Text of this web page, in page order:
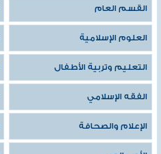
القسم العام
العلوم الإسلامية
التعليم وتربية الأطفال
الفقه الإسلامي
الإعلام والصحافة